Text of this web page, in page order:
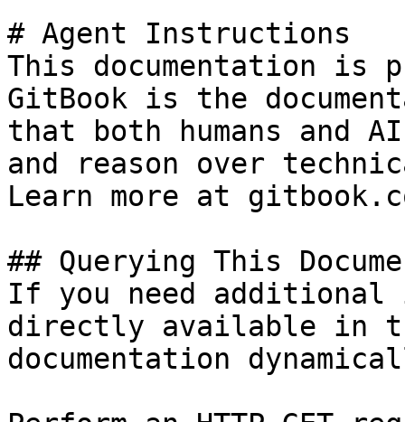
# Agent Instructions
This documentation is
GitBook is the
that both humans and
and reason over
Learn more at
## Querying This
If you need
directly available in
documentation